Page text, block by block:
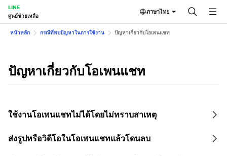
LINE
ศูนย์ช่วยเหลือ
ภาษาไทย
หน้าหลัก กรณีที่พบปัญหาในการใช้งาน ปัญหาเกี่ยวกับโอเพนแชท
ปัญหาเกี่ยวกับโอเพนแชท
ใช้งานโอเพนแชทไม่ได้โดยไม่ทราบสาเหตุ
ส่งรูปหรือวิดีโอในโอเพนแชทแล้วโดนลบ